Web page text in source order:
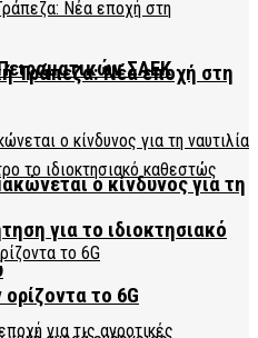
ΣΑΕΚ
για το ιδιοκτησιακό
Τράπεζα: Νέα εποχή στη
ο κίνδυνος για τη
το 6G